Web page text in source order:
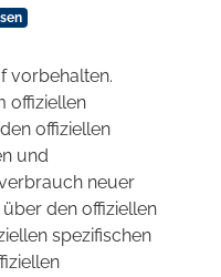
vorbehalten.
offiziellen
offiziellen
und
neuer
den offiziellen
spezifischen